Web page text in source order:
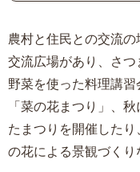
農村と住民との交流
交流広場があり、さ
野菜を使った料理講
「菜の花まつり」、
たまつりを開催した
の花による景観づくり